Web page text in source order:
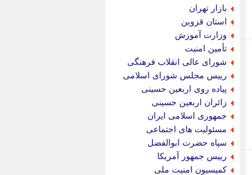
بازار تهران
استان قزوین
وزارت آموزش
تأمین امنیت
شورای عالی انقلاب فرهنگی
رییس مجلس شورای اسلامی
پیاده روی اربعین حسینی
زائران اربعین حسینی
جمهوری اسلامی ایران
مسئولیت های اجتماعی
سپاه حضرت ابوالفضل
رییس جمهور آمریکا
کمیسیون امنیت ملی